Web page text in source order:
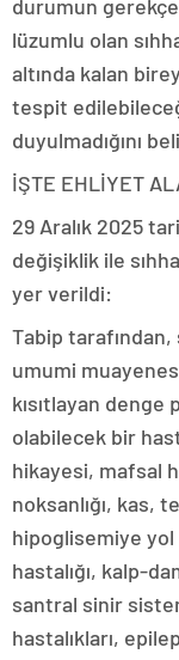
durumun
lüzumlu olan
altında kalan
tespit
duyulmadığını
İŞTE EHLİYET
29 Aralık 2025
değişiklik ile
yer verildi:
Tabip tarafından,
umumi
kısıtlayan
olabilecek bir
hikayesi, mafsal
noksanlığı, kas,
hipoglisemiye yol
hastalığı, kalp-
santral sinir
hastalıkları,